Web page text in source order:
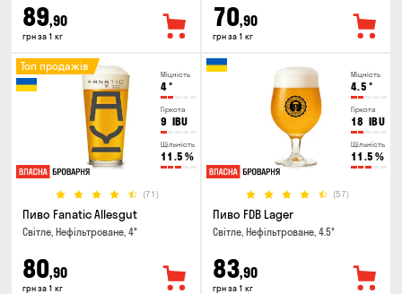
89,90
грн за 1 кг
70,90
грн за 1 кг
Міцність
4°
Гіркота
9 IBU
Щільність
11.5 %
(71)
Топ продажів
Пиво Fanatic Allesgut
Світле, Нефільтроване, 4°
80,90
грн за 1 кг
Міцність
4.5 °
Гіркота
18 IBU
Щільність
11.5 %
(57)
Пиво FDB Lager
Світле, Нефільтроване, 4.5°
83,90
грн за 1 кг